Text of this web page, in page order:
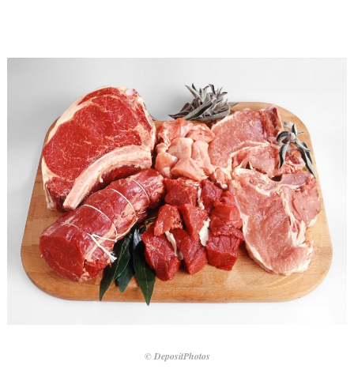
© DepositPhotos